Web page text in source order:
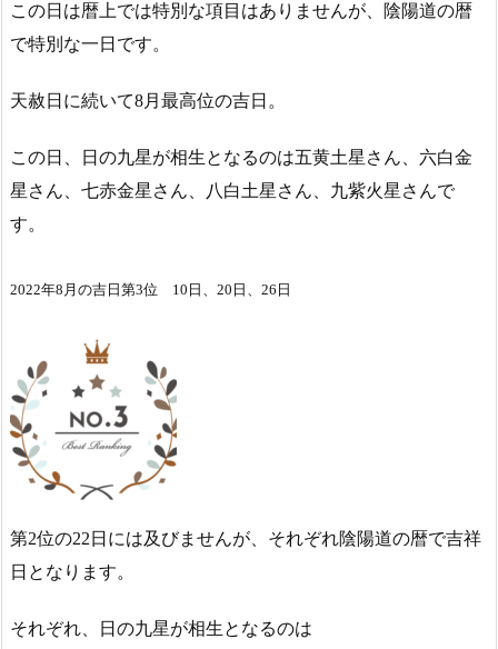
この日は暦上では特別な項目はありませんが、陰陽道の暦
で特別な一日です。
天赦日に続いて8月最高位の吉日。
この日、日の九星が相生となるのは五黄土星さん、六白金
星さん、七赤金星さん、八白土星さん、九紫火星さんで
す。
2022年8月の吉日第3位 10日、20日、26日
第2位の22日には及びませんが、それぞれ陰陽道の暦で吉祥
日となります。
それぞれ、日の九星が相生となるのは